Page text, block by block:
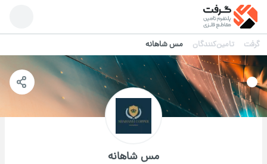
گرفت تامین‌کنندگان مس شاهانه
مس شاهانه